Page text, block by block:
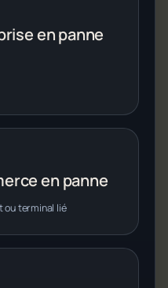
en panne
en panne
ou terminal lié